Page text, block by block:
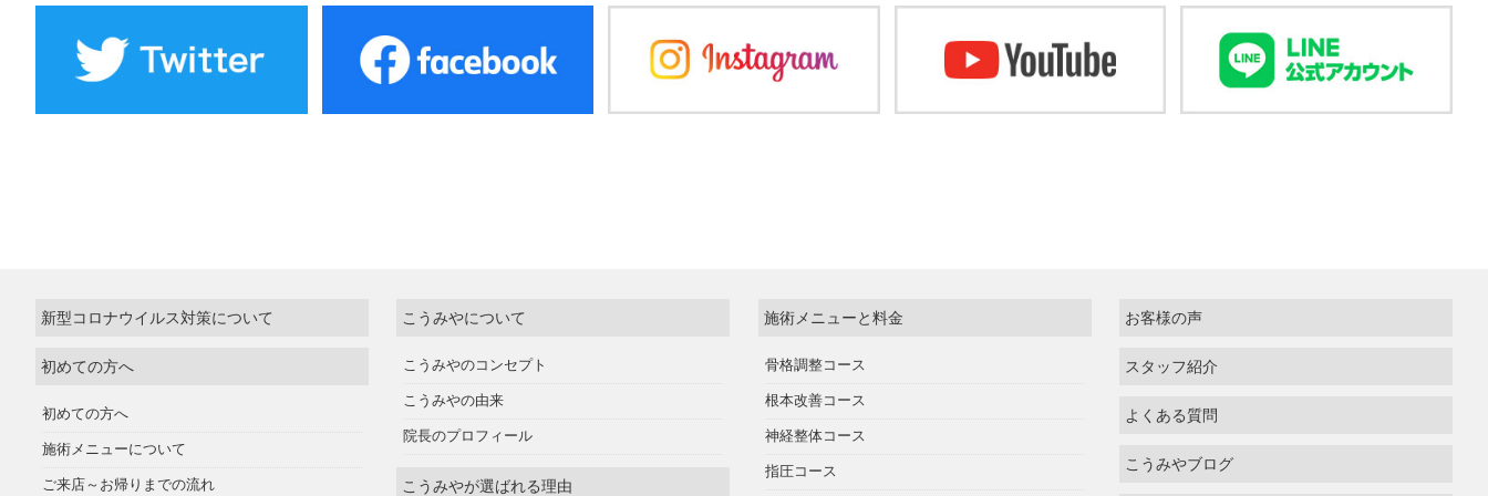
新型コロナウイルス対策について
初めての方へ
初めての方へ
施術メニューについて
ご来店～お帰りまでの流れ
こうみやについて
こうみやのコンセプト
こうみやの由来
院長のプロフィール
こうみやが選ばれる理由
施術メニューと料金
骨格調整コース
根本改善コース
神経整体コース
指圧コース
お客様の声
スタッフ紹介
よくある質問
こうみやブログ